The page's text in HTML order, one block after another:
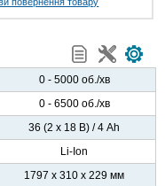
0 - 5000 об./хв
0 - 6500 об./хв
36 (2 х 18 В) / 4 Ah
Li-Ion
1797 x 310 x 229 мм